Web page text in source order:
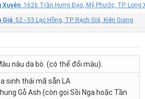
Xuyên: 1626 Trần Hưng Đạo, Mỹ Phước, TP. Long
Giá: 52 - 53 Lạc Hồng, TP. Rạch Giá, Kiên Giang
nâu da bò. (có thể đổi màu).
sinh thái mã sẵn LA
Gỗ Ash (còn gọi Sồi Nga hoặc Tần